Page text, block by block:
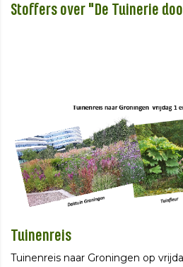
Stoffers over "De Tuinerie
Tuinenreis
Tuinenreis naar Groningen op